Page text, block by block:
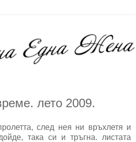
лето 2009.
след нея ни връхлетя и
така си и тръгна. листата